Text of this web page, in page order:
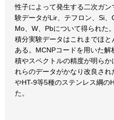
性子によって発生する二次ガ
験データがLir、テフロン、Si、
Mo、W、Pbについて得られた
積分実験データはこれまでほ
ある。MCNPコードを用いた
積やスペクトルの精度が明らか
れらのデータがかなり改良さ
やHT-9等5種のステンレス綱の
た。